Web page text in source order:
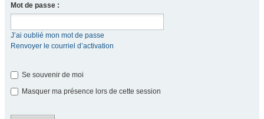
Mot de passe :
J’ai oublié mon mot de passe
Renvoyer le courriel d’activation
Se souvenir de moi
Masquer ma présence lors de cette session